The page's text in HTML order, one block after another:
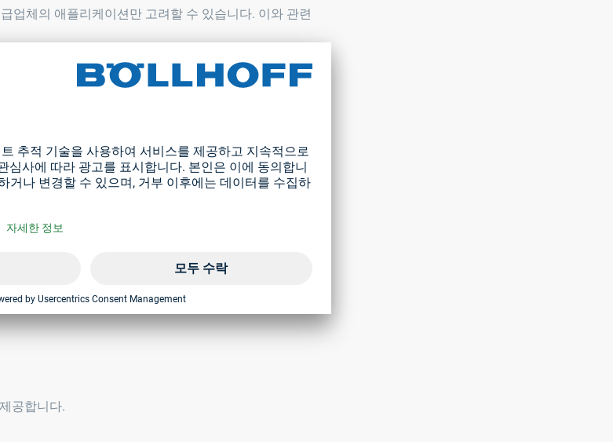
업체의 애플리케이션만 고려할 수 있습니다. 이와 관련
져 있습니다. 우리는 다양한 재료 및 표면 마감으로 된
지속적으로 제품 포트폴리오를 확장하고 있습니다.
공합니다.